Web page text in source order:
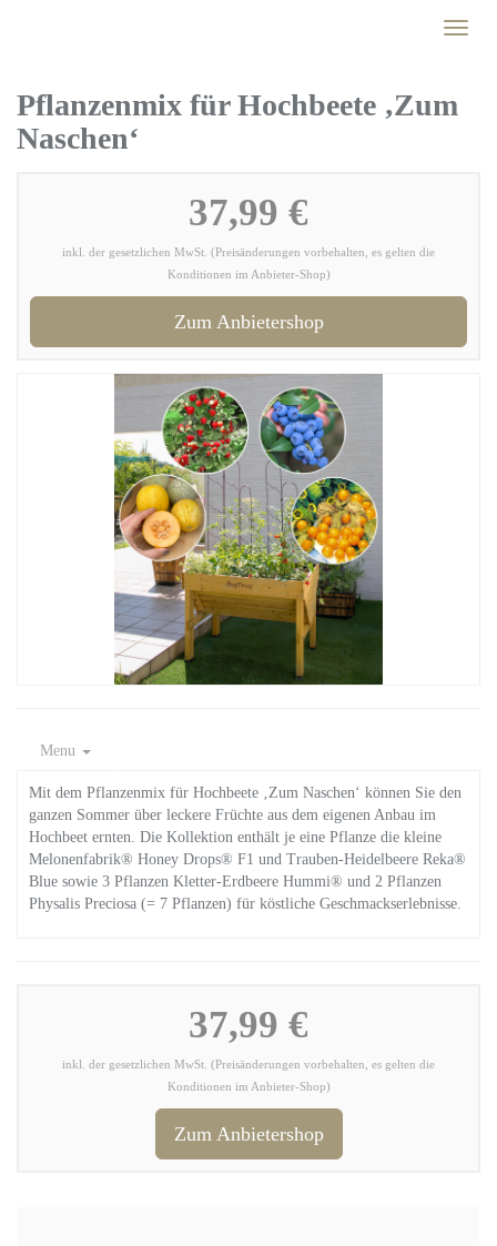
Toggle
Pflanzenmix für Hochbeete ‚Zum
Naschen‘
37,99 €
inkl. der gesetzlichen MwSt. (Preisänderungen vorbehalten, es gelten die
Konditionen im Anbieter-Shop)
Zum Anbietershop
Menu
Mit dem Pflanzenmix für Hochbeete ‚Zum Naschen‘ können Sie den
ganzen Sommer über leckere Früchte aus dem eigenen Anbau im
Hochbeet ernten. Die Kollektion enthält je eine Pflanze die kleine
Melonenfabrik® Honey Drops® F1 und Trauben-Heidelbeere Reka®
Blue sowie 3 Pflanzen Kletter-Erdbeere Hummi® und 2 Pflanzen
Physalis Preciosa (= 7 Pflanzen) für köstliche Geschmackserlebnisse.
37,99 €
inkl. der gesetzlichen MwSt. (Preisänderungen vorbehalten, es gelten die
Konditionen im Anbieter-Shop)
Zum Anbietershop